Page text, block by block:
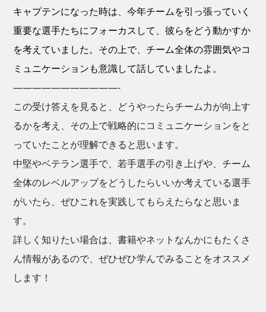
キャプテンになった時は、今年チームを引っ張っていく
重要な選手たちにフォーカスして、彼らをどう動かすか
を考えていました。その上で、チーム全体の雰囲気やコ
ミュニケーションも意識して話していましたよ。
———————————-
この受け答えを見ると、どうやったらチーム力が向上す
るかを考え、その上で戦略的にコミュニケーションをと
っていたことが理解できると思います。
中堅やベテラン選手で、若手選手の引き上げや、チーム
全体のレベルアップをどうしたらいいか考えている選手
がいたら、ぜひこれを実践してもらえたらなと思いま
す。
詳しく知りたい場合は、書籍やネットなんかにもたくさ
ん情報があるので、ぜひぜひ学んでみることをオススメ
します！